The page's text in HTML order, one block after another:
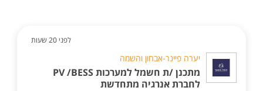
לפני 20 שעות
יערה פיינר-אבחון והשמה
מתכנן /ת חשמל למערכות PV /BESS
לחברת אנרגיה מתחדשת